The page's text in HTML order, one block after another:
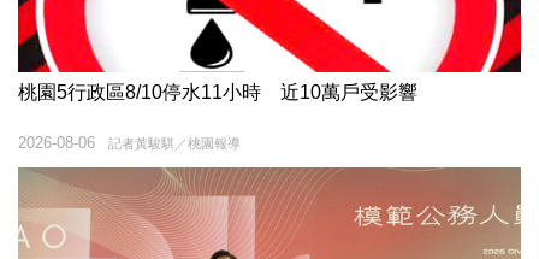
桃園5行政區8/10停水11小時 近10萬戶受影響
記者黃駿騏／桃園報導
2026-08-06